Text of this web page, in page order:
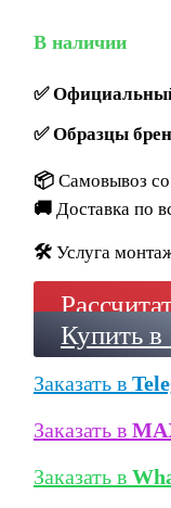
В наличии
✅
✅Образцы
📦 Самовывоз со
🚚 Доставка по
🛠️ Услуга
Купить в
Заказать в
Заказать в
Заказать в